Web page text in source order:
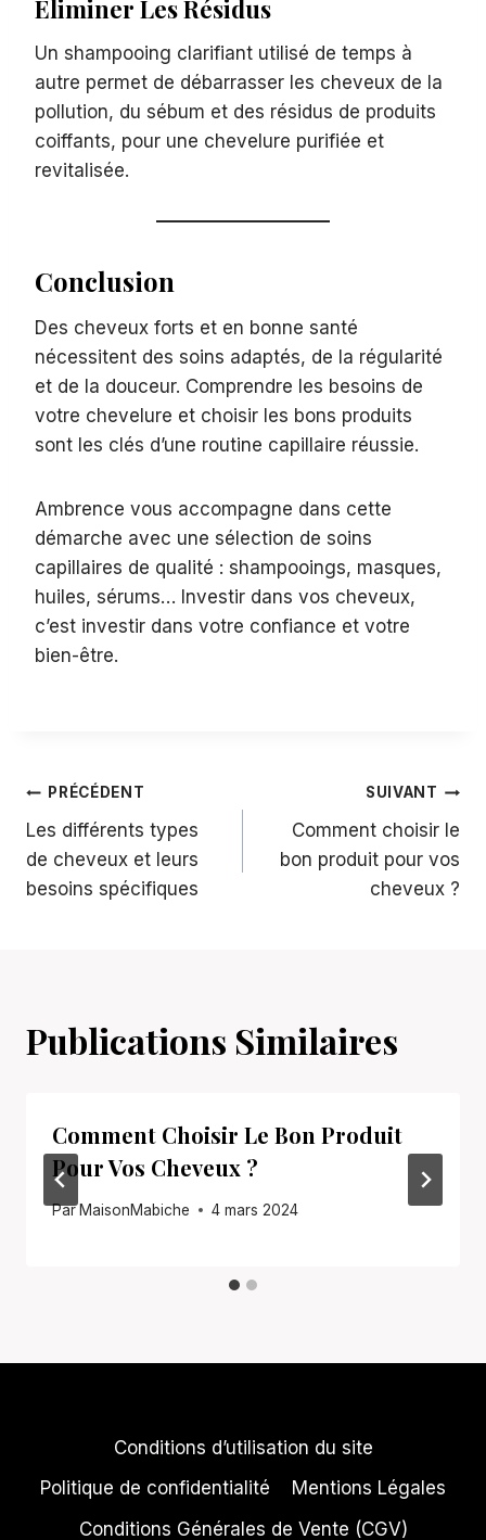
Éliminer Les Résidus
Un shampooing clarifiant utilisé de temps à
autre permet de débarrasser les cheveux de la
pollution, du sébum et des résidus de produits
coiffants, pour une chevelure purifiée et
revitalisée.
Conclusion
Des cheveux forts et en bonne santé
nécessitent des soins adaptés, de la régularité
et de la douceur. Comprendre les besoins de
votre chevelure et choisir les bons produits
sont les clés d’une routine capillaire réussie.
Ambrence vous accompagne dans cette
démarche avec une sélection de soins
capillaires de qualité : shampooings, masques,
huiles, sérums… Investir dans vos cheveux,
c’est investir dans votre confiance et votre
bien-être.
Navigation
De
L’article
PRÉCÉDENT
Les différents types
de cheveux et leurs
besoins spécifiques
SUIVANT
Comment choisir le
bon produit pour vos
cheveux ?
Publications Similaires
Comment Choisir Le Bon Produit
Pour Vos Cheveux ?
ParMaisonMabiche 4 mars 2024
Conditions d’utilisation du site
Politique de confidentialité
Mentions Légales
Conditions Générales de Vente (CGV)